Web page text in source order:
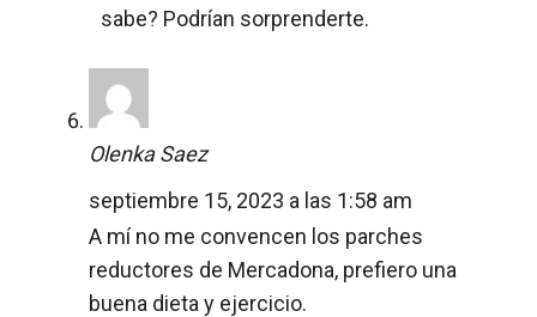
sabe? Podrían sorprenderte.
Olenka Saez
septiembre 15, 2023 a las 1:58 am
A mí no me convencen los parches
reductores de Mercadona, prefiero una
buena dieta y ejercicio.